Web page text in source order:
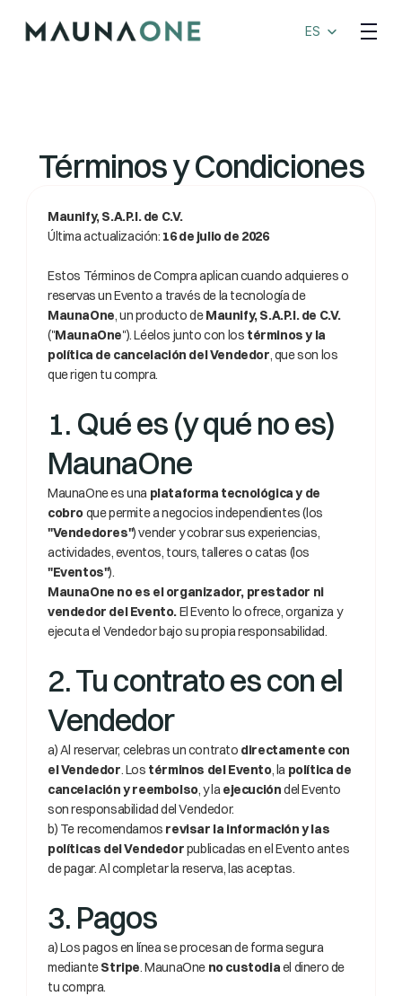
ES
Términos y Condiciones
Maunify, S.A.P.I. de C.V.
Última actualización: 16 de julio de 2026
Estos Términos de Compra aplican cuando adquieres o
reservas un Evento a través de la tecnología de
MaunaOne, un producto de Maunify, S.A.P.I. de C.V.
("MaunaOne"). Léelos junto con los términos y la
política de cancelación del Vendedor, que son los
que rigen tu compra.
1. Qué es (y qué no es)
MaunaOne
MaunaOne es una plataforma tecnológica y de
cobro
"Vendedores") vender y cobrar sus experiencias,
"Eventos").
MaunaOne no es el organizador, prestador ni
vendedor del Evento. El Evento lo ofrece, organiza y
ejecuta el Vendedor bajo su propia responsabilidad.
2. Tu contrato es con el
Vendedor
a) Al reservar, celebras un contrato directamente con
el Vendedor. Los términos del Evento, la política de
cancelación y reembolso, y la ejecución del Evento
son responsabilidad del Vendedor.
b) Te recomendamos revisar la información y las
políticas del Vendedor publicadas en el Evento antes
de pagar. Al completar la reserva, las aceptas.
3. Pagos
a) Los pagos en línea se procesan de forma segura
mediante Stripe. MaunaOne no custodia el dinero de
tu compra.